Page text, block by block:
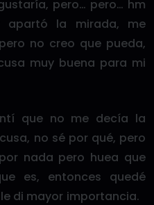
pero… pero… hm
la mirada, me
no creo que pueda,
muy buena para mi
que no me decía la
no sé por qué, pero
nada pero huea que
es, entonces quedé
di mayor importancia.